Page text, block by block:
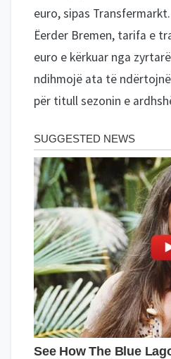
euro, sipas
Ëerder Bremen, tarifa e
euro e kërkuar nga
ndihmojë ata të
për titull sezonin e